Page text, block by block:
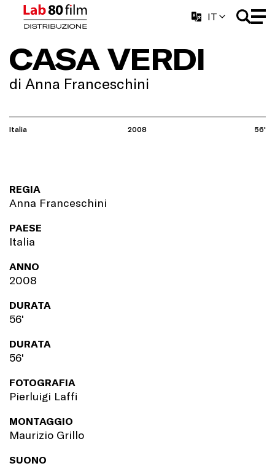
IT
CASA VERDI
di Anna Franceschini
Italia 2008 56'
REGIA
Anna Franceschini
PAESE
Italia
ANNO
2008
DURATA
56'
DURATA
56'
FOTOGRAFIA
Pierluigi Laffi
MONTAGGIO
Maurizio Grillo
SUONO